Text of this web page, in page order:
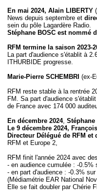
En mai 2024, Alain LIBERTY (
News depuis septembre et
sein du pôle Lagardère Radio.
Stéphane BOSC est nommé
RFM termine la saison
La part d'audience s'établit à
ITHURBIDE progresse.
Marie-Pierre SCHEMBRI (ex-
RFM reste stable à la rentrée
FM. Sa part d'audience
de France avec 174 000
En décembre 2024, Stéphane
Le 9 décembre 2024,
Directeur Délégué de RFM et
RFM et Europe 2,
RFM finit l'année 2024 avec
- en audience cumulée : -0.5%
- en part d'audience : -0.3%
(Médiamétrie EAR National
Elle se fait doubler par Chérie